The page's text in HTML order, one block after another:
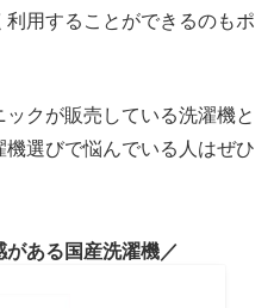
用することができるのもポ
クが販売している洗濯機と
選びで悩んでいる人はぜひ
がある国産洗濯機